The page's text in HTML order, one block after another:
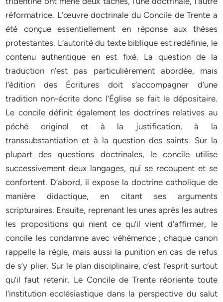
réformatrice. L’œuvre doctrinale du Concile de Trente a
été conçue essentiellement en réponse aux thèses
protestantes. L’autorité du texte biblique est redéfinie, le
contenu authentique en est fixé. La question de la
traduction n’est pas particulièrement abordée, mais
l’édition des Écritures doit s’accompagner d’une
tradition non-écrite donc l’Église se fait le dépositaire.
Le concile définit également les doctrines relatives au
péché originel et à la justification, à la
transsubstantiation et à la question des saints. Sur la
plupart des questions doctrinales, le concile utilise
successivement deux langages, qui se recoupent et se
confortent. D’abord, il expose la doctrine catholique de
manière didactique, en citant ses arguments
scripturaires. Ensuite, reprenant les unes après les autres
les propositions qui nient ce qu’il vient d’affirmer, le
concile les condamne avec véhémence ; chaque canon
rappelle la règle, mais aussi la punition en cas de refus
de s’y plier. Sur le plan disciplinaire, c’est l’esprit surtout
qu’il faut retenir. Le Concile de Trente réoriente toute
l’institution ecclésiastique dans la perspective du salut